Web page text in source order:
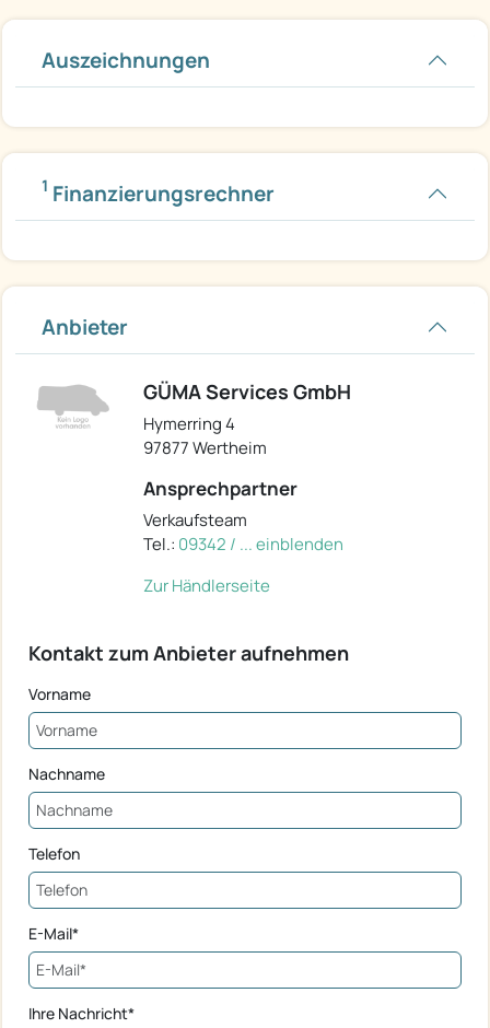
Auszeichnungen
1 Finanzierungsrechner
Anbieter
GÜMA Services GmbH
Hymerring 4
97877 Wertheim
Ansprechpartner
Verkaufsteam
Tel.: 09342 / ... einblenden
Zur Händlerseite
Kontakt zum Anbieter aufnehmen
Vorname
Nachname
Telefon
E-Mail*
Ihre Nachricht*